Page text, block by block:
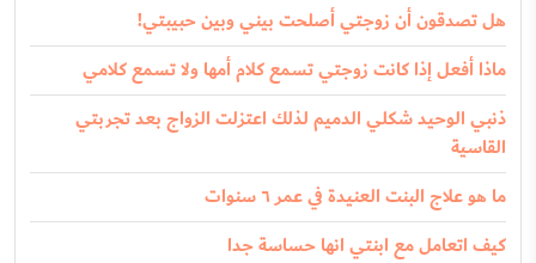
هل تصدقون أن زوجتي أصلحت بيني وبين حبيبتي!
ماذا أفعل إذا كانت زوجتي تسمع كلام أمها ولا تسمع كلامي
ذنبي الوحيد شكلي الدميم لذلك اعتزلت الزواج بعد تجربتي
القاسية
ما هو علاج البنت العنيدة في عمر ٦ سنوات
كيف اتعامل مع ابنتي انها حساسة جدا